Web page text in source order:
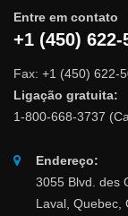
Entre em contato
+1 (450) 622-
Fax: +1 (450) 622-
Ligação gratuita:
1-800-668-3737
Endereço:
3055 Blvd. des
Laval, Quebec,